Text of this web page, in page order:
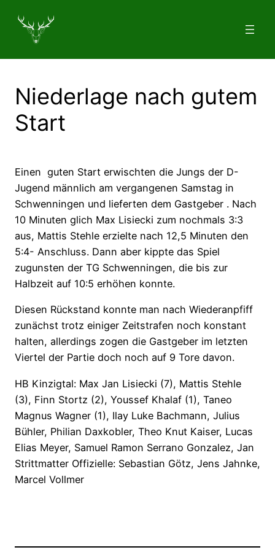
Inhalt
springen
Niederlage nach gutem
Start
Einen guten Start erwischten die Jungs der D-
Jugend männlich am vergangenen Samstag in
Schwenningen und lieferten dem Gastgeber . Nach
10 Minuten glich Max Lisiecki zum nochmals 3:3
aus, Mattis Stehle erzielte nach 12,5 Minuten den
5:4- Anschluss. Dann aber kippte das Spiel
zugunsten der TG Schwenningen, die bis zur
Halbzeit auf 10:5 erhöhen konnte.
Diesen Rückstand konnte man nach Wiederanpfiff
zunächst trotz einiger Zeitstrafen noch konstant
halten, allerdings zogen die Gastgeber im letzten
Viertel der Partie doch noch auf 9 Tore davon.
HB Kinzigtal: Max Jan Lisiecki (7), Mattis Stehle
(3), Finn Stortz (2), Youssef Khalaf (1), Taneo
Magnus Wagner (1), Ilay Luke Bachmann, Julius
Bühler, Philian Daxkobler, Theo Knut Kaiser, Lucas
Elias Meyer, Samuel Ramon Serrano Gonzalez, Jan
Strittmatter Offizielle: Sebastian Götz, Jens Jahnke,
Marcel Vollmer